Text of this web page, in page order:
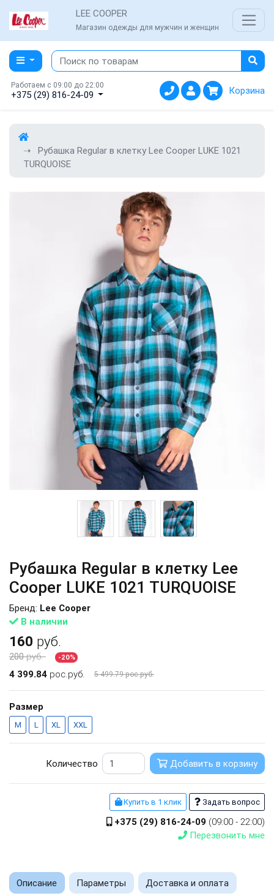
LEE COOPER
Магазин одежды для мужчин и женщин
Работаем с 09:00 до 22:00
+375 (29) 816-24-09 Корзина
Рубашка Regular в клетку Lee Cooper LUKE 1021
TURQUOISE
Рубашка Regular в клетку Lee
Cooper LUKE 1021 TURQUOISE
В наличии
Бренд: Lee Cooper
160 руб.
200руб. -20%
4 399.84 рос.руб. 5 499.79 рос.руб.
Размер
M L XL XXL
Количество Добавить в корзину
Купить в 1 клик Задать вопрос
+375 (29) 816-24-09 (09:00 - 22:00)
Перезвонить мне
Описание Параметры Доставка и оплата